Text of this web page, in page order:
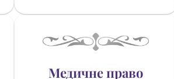
Медичне право